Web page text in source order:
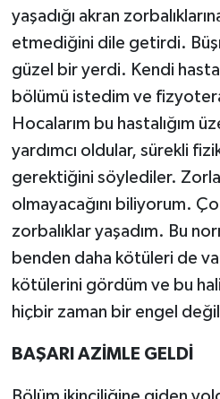
yaşadığı akran
etmediğini dile getirdi.
güzel bir yerdi. Kendi
bölümü istedim ve
Hocalarım bu hastalığım
yardımcı oldular, sürekli
gerektiğini söylediler.
olmayacağını biliyorum.
zorbalıklar yaşadım. Bu
benden daha kötüleri de
kötülerini gördüm ve bu
hiçbir zaman bir engel
BAŞARI AZİMLE GELDİ